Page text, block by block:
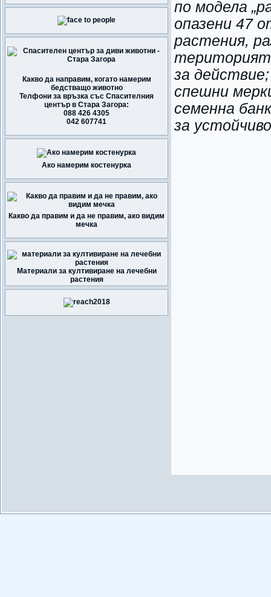
Какво да направим, когато намерим
бедстващо животно
Телфони за връзка със Спасителния
център в Стара Загора:
088 426 4305
042 607741
Ако намерим костенурка
Какво да правим и да не правим, ако видим
мечка
Материали за култивиране на лечебни
растения
по модела
опазени 47
растения,
за
спешни
семенна
за